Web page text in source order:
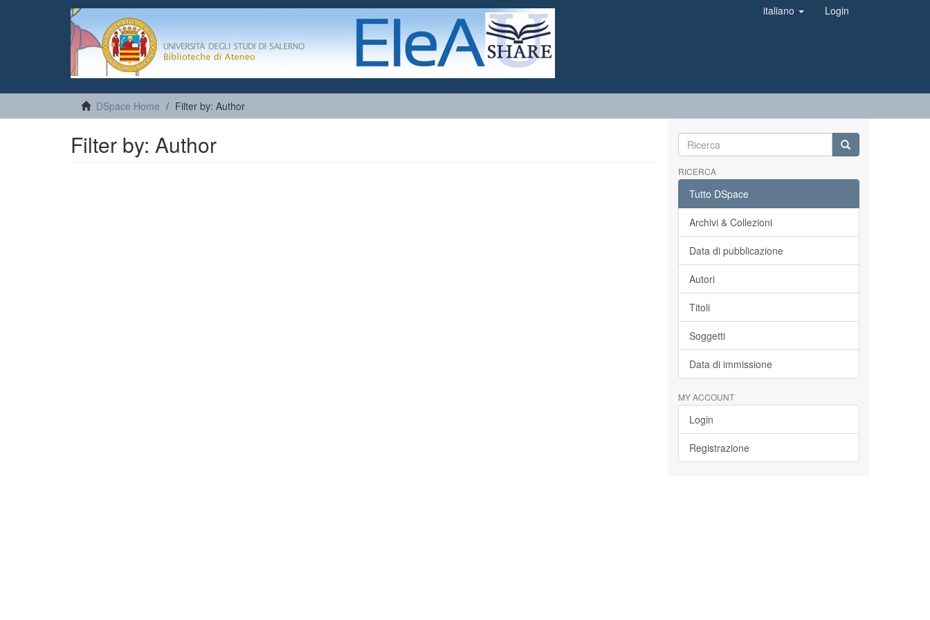
italiano Login
DSpace Home Filter by: Author
Filter by: Author
RICERCA
Tutto DSpace
Archivi & Collezioni
Data di pubblicazione
Autori
Titoli
Soggetti
Data di immissione
MY ACCOUNT
Login
Registrazione